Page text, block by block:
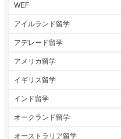
WEF
アイルランド留学
アデレード留学
アメリカ留学
イギリス留学
インド留学
オークランド留学
オーストラリア留学